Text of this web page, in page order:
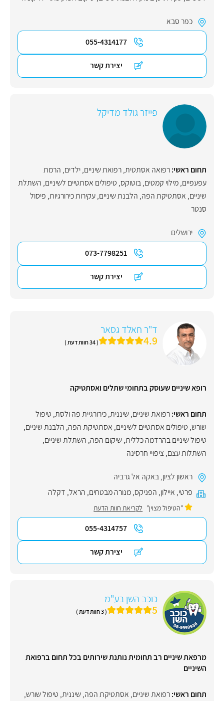
כפר סבא
055-4314177
יצירת קשר
פייזר גולד מדיקל
תחום ראשי:רפואה אסתטית,רפואת שיניים,ילדים, הרמת
עפעפיים,מילוי קמטים,בוטוקס, טיפולים אסתטיים לשיניים, השתלת
שיניים, אסתטיקת הפה, הלבנת שיניים,עקירות כירורגיות, פיסול
סנטר
ירושלים
073-7798251
יצירת קשר
ד"ר חאלד גסאר
4.9 ( 34 חוות דעת )
רופא שיניים שעוסק בתחומי שתלים ואסתטיקה
תחום ראשי:רפואת שיניים, שיננית,כירורגיית פה ולסת, טיפול
שורש, טיפולים אסתטיים לשיניים, אסתטיקת הפה, הלבנת שיניים,
טיפול שיניים בהרדמה כללית, שיקום הפה, השתלת שיניים,
השתלות עצם, ציפויי חרסינה
ראשון לציון,באקה אל גרביה
פרטי, איילון, הפניקס,מנורה מבטחים, הראל, דקלה
"הטיפול מצוין" לקריאת חוות הדעת
055-4314757
יצירת קשר
כוכב השן בע"מ
5 ( 3 חוות דעת )
מרפאת שיניים רב תחומית נותנת שירותים בכל תחום ברפואת
השיניים
תחום ראשי:רפואת שיניים, אסתטיקת הפה, שיננית, טיפול שורש,